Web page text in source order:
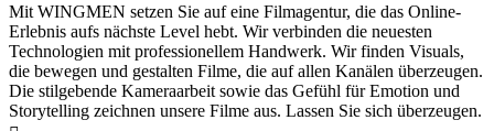
Mit WINGMEN setzen Sie auf eine Filmagentur, die das Online-
Erlebnis aufs nächste Level hebt. Wir verbinden die neuesten
Technologien mit professionellem Handwerk. Wir finden Visuals,
die bewegen und gestalten Filme, die auf allen Kanälen überzeugen.
Die stilgebende Kameraarbeit sowie das Gefühl für Emotion und
Storytelling zeichnen unsere Filme aus. Lassen Sie sich überzeugen.